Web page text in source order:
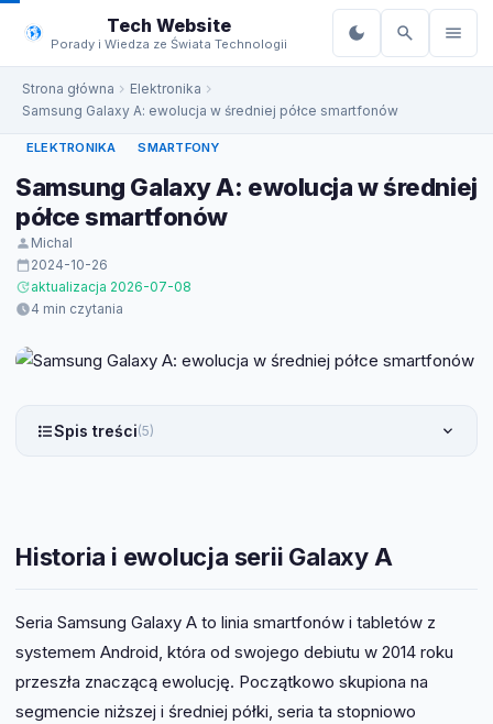
do
treści
Tech Website
Porady i Wiedza ze Świata Technologii
Strona główna
Elektronika
Samsung Galaxy A: ewolucja w średniej półce smartfonów
ELEKTRONIKA SMARTFONY
Samsung Galaxy A: ewolucja w średniej
półce smartfonów
Michal
2024-10-26
aktualizacja 2026-07-08
4 min czytania
Spis treści(5)
Historia i ewolucja serii Galaxy A
Seria Samsung Galaxy A to linia smartfonów i tabletów z
systemem Android, która od swojego debiutu w 2014 roku
przeszła znaczącą ewolucję. Początkowo skupiona na
segmencie niższej i średniej półki, seria ta stopniowo